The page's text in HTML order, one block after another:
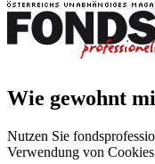
Wie gewohnt
Nutzen Sie
Verwendung von